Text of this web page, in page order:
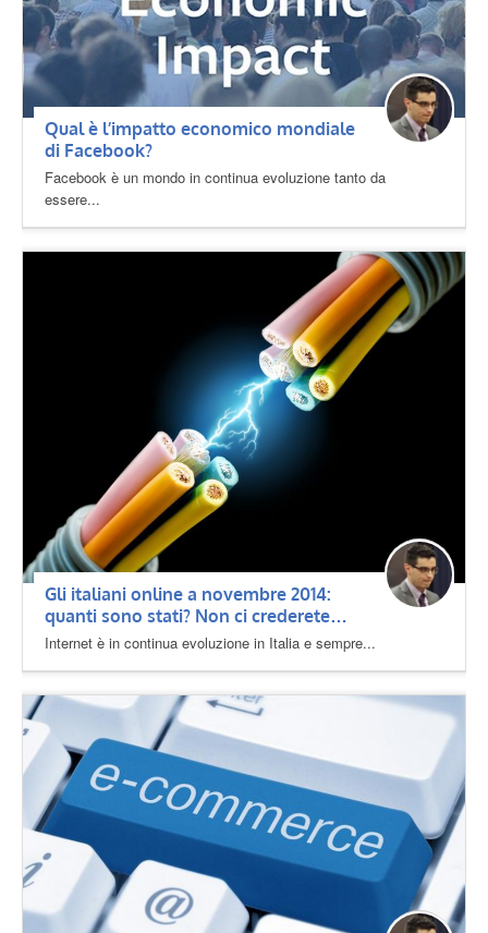
Qual è l’impatto economico mondiale
di Facebook?
Facebook è un mondo in continua evoluzione tanto da
essere...
Gli italiani online a novembre 2014:
quanti sono stati? Non ci crederete…
Internet è in continua evoluzione in Italia e sempre...